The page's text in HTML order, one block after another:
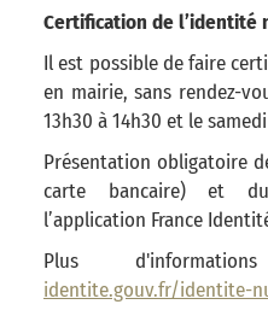
Certification de l’identité
Il est possible de faire
en mairie, sans rendez-
13h30 à 14h30 et le
Présentation obligatoire
carte bancaire) et
l’application France
Plus
identite.gouv.fr/identite-